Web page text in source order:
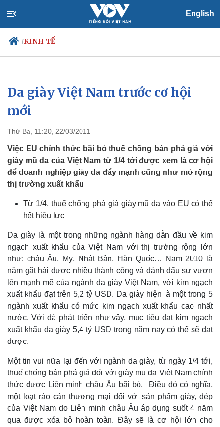
English
/KINH TẾ
Chính trị
Đảng
Tổ chức nhân sự
Nhận diện sự thật
Xã hội
Việc làm
Biển đảo
Da giày Việt Nam trước cơ hội
mới
Thứ Ba, 11:20, 22/03/2011
Việc EU chính thức bãi bỏ thuế chống bán phá giá với
giày mũ da của Việt Nam từ 1/4 tới được xem là cơ hội
để doanh nghiệp giày da đẩy mạnh cũng như mở rộng
thị trường xuất khẩu
Từ 1/4, thuế chống phá giá giày mũ da vào EU có thể
hết hiệu lực
Da giày là một trong những ngành hàng dẫn đầu về kim
ngạch xuất khẩu của Việt Nam với thị trường rộng lớn
như: châu Âu, Mỹ, Nhật Bản, Hàn Quốc… Năm 2010 là
năm gặt hái được nhiều thành công và đánh dấu sự vươn
lên mạnh mẽ của ngành da giày Việt Nam, với kim ngạch
xuất khẩu đạt trên 5,2 tỷ USD. Da giày hiện là một trong 5
ngành xuất khẩu có mức kim ngạch xuất khẩu cao nhất
nước. Với đà phát triển như vậy, mục tiêu đạt kim ngạch
xuất khẩu da giày 5,4 tỷ USD trong năm nay có thể sẽ đạt
được.
Một tin vui nữa lại đến với ngành da giày, từ ngày 1/4 tới,
thuế chống bán phá giá đối với giày mũ da Việt Nam chính
thức được Liên minh châu Âu bãi bỏ. Điều đó có nghĩa,
một loạt rào cản thương mại đối với sản phẩm giày, dép
của Việt Nam do Liên minh châu Âu áp dụng suốt 4 năm
qua được xóa bỏ hoàn toàn. Đây sẽ là cơ hội lớn cho